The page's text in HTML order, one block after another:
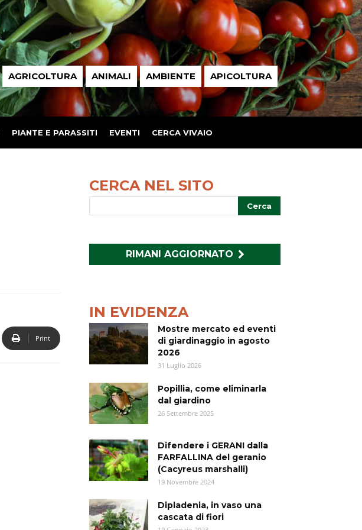
AGRICOLTURA ANIMALI AMBIENTE APICOLTURA
PIANTE E PARASSITI EVENTI CERCA VIVAIO
Print
CERCA NEL SITO
RIMANI AGGIORNATO
IN EVIDENZA
Mostre mercato ed eventi
di giardinaggio in agosto
2026
31 Luglio 2026
Popillia, come eliminarla
dal giardino
26 Settembre 2025
Difendere i GERANI dalla
FARFALLINA del geranio
(Cacyreus marshalli)
19 Novembre 2024
Dipladenia, in vaso una
cascata di fiori